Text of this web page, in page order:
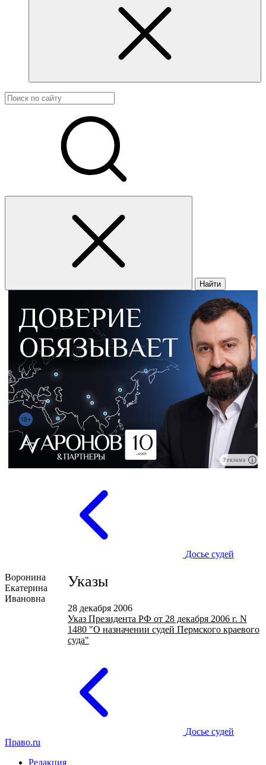
Найти
Реклама
Досье судей
Воронина
Екатерина
Ивановна
Указы
28 декабря 2006
Указ Президента РФ от 28 декабря 2006 г. N
1480 "О назначении судей Пермского краевого
суда"
Досье судей
Право.ru
Редакция